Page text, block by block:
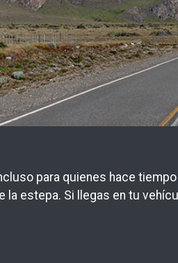
para quienes hace
estepa. Si llegas en tu